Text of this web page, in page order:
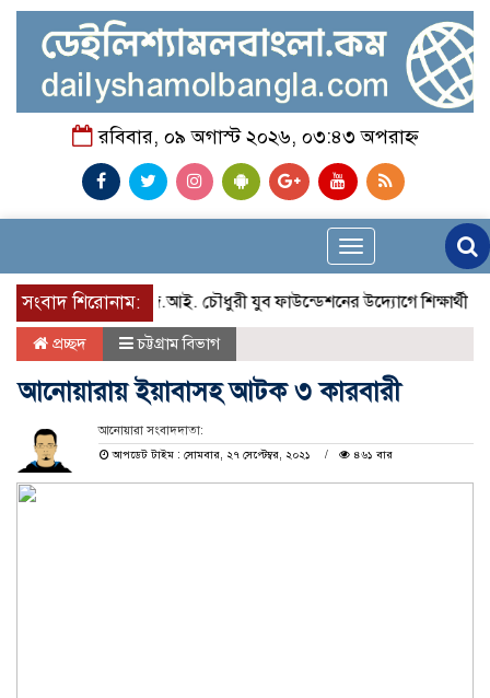
রবিবার, ০৯ অগাস্ট ২০২৬, ০৩:৪৩ অপরাহ্ন
Toggle
navigation
সংবাদ শিরোনাম:জে.আই. চৌধুরী যুব ফাউন্ডেশনের উদ্যোগে শিক্ষার্থীদের
প্রচ্ছদ চট্টগ্রাম বিভাগ
আনোয়ারায় ইয়াবাসহ আটক ৩ কারবারী
আনোয়ারা সংবাদদাতা:
আপডেট টাইম : সোমবার, ২৭ সেপ্টেম্বর, ২০২১
৪৬১ বার